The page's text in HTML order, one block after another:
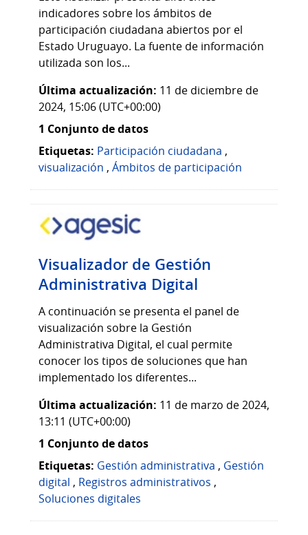
indicadores sobre los ámbitos de
participación ciudadana abiertos por el
Estado Uruguayo. La fuente de información
utilizada son los...
Última actualización: 11 de diciembre de
2024, 15:06 (UTC+00:00)
1 Conjunto de datos
Etiquetas: Participación ciudadana ,
visualización , Ámbitos de participación
Visualizador de Gestión
Administrativa Digital
A continuación se presenta el panel de
visualización sobre la Gestión
Administrativa Digital, el cual permite
conocer los tipos de soluciones que han
implementado los diferentes...
Última actualización: 11 de marzo de 2024,
13:11 (UTC+00:00)
1 Conjunto de datos
Etiquetas: Gestión administrativa , Gestión
digital , Registros administrativos ,
Soluciones digitales